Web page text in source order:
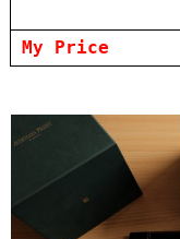
My Price